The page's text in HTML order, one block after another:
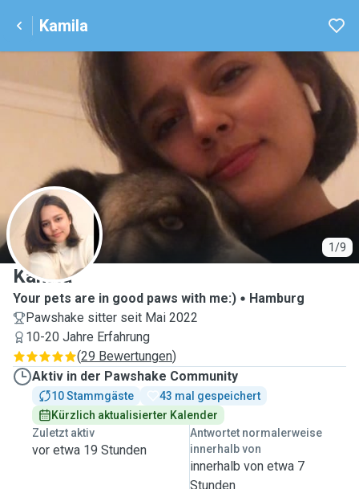
Kamila
1/9
K
Kamila
Your pets are in good paws with me:)
Hamburg
Pawshake sitter seit Mai 2022
10-20 Jahre Erfahrung
(29 Bewertungen)
Aktiv in der Pawshake Community
10 Stammgäste
43 mal gespeichert
Kürzlich aktualisierter Kalender
Zuletzt aktiv
vor etwa 19 Stunden
Antwortet normalerweise
innerhalb von
innerhalb von etwa 7
Stunden